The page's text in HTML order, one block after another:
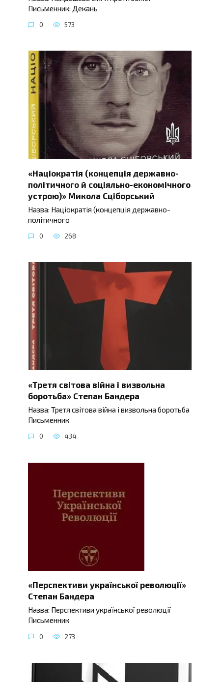
Письменник: Декань
0 573
«Націократія (концепція державно-
політичного й соціяльно-економічного
устрою)» Микола Сціборський
Назва: Націократія (концепція державно-
політичного
0 268
«Третя світова війна і визвольна
боротьба» Степан Бандера
Назва: Третя світова війна і визвольна боротьба
Письменник
0 434
«Перспективи української революції»
Степан Бандера
Назва: Перспективи української революції
Письменник
0 273